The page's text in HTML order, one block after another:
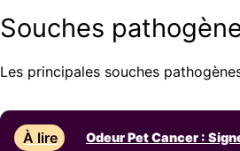
Souches
Les principales souches
À lire Odeur Pet Cancer :